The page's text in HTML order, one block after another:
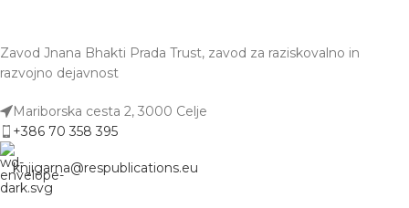
Zavod Jnana Bhakti Prada Trust, zavod za raziskovalno in
razvojno dejavnost
Mariborska cesta 2, 3000 Celje
+386 70 358 395
knjigarna@respublications.eu